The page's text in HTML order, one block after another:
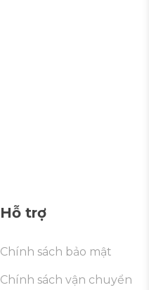
Hỗ trợ
Chính sách bảo mật
Chính sách vận chuyển